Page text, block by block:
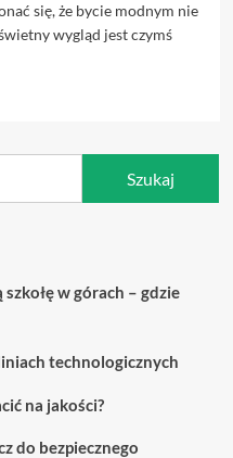
się, że bycie modnym nie
wygląd jest czymś
w górach – gdzie
technologicznych
na jakości?
do bezpiecznego